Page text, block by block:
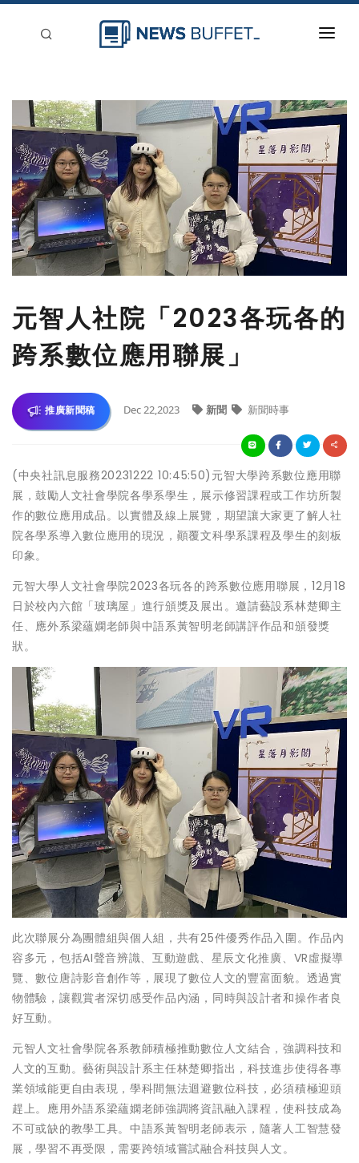
新聞稿分類
登入
刊登
元智人社院「2023各玩各的
跨系數位應用聯展」
推廣新聞稿 Dec 22,2023 新聞 新聞時事
(中央社訊息服務20231222 10:45:50)元智大學跨系數位應用聯
展，鼓勵人文社會學院各學系學生，展示修習課程或工作坊所製
作的數位應用成品。以實體及線上展覽，期望讓大家更了解人社
院各學系導入數位應用的現況，顚覆文科學系課程及學生的刻板
印象。
元智大學人文社會學院2023各玩各的跨系數位應用聯展，12月18
日於校內六館「玻璃屋」進行頒獎及展出。邀請藝設系林楚卿主
任、應外系梁蘊嫻老師與中語系黃智明老師講評作品和頒發獎
狀。
此次聯展分為團體組與個人組，共有25件優秀作品入圍。作品內
容多元，包括AI聲音辨識、互動遊戲、星辰文化推廣、VR虛擬導
覽、數位唐詩影音創作等，展現了數位人文的豐富面貌。透過實
物體驗，讓觀賞者深切感受作品內涵，同時與設計者和操作者良
好互動。
元智人文社會學院各系教師積極推動數位人文結合，強調科技和
人文的互動。藝術與設計系主任林楚卿指出，科技進步使得各專
業領域能更自由表現，學科間無法迴避數位科技，必須積極迎頭
趕上。應用外語系梁蘊嫻老師強調將資訊融入課程，使科技成為
不可或缺的教學工具。中語系黃智明老師表示，隨著人工智慧發
展，學習不再受限，需要跨領域嘗試融合科技與人文。